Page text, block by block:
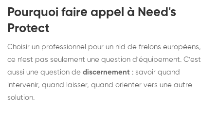
Pourquoi faire appel à Need's
Protect
Choisir un professionnel pour un nid de frelons européens,
ce n'est pas seulement une question d'équipement. C'est
aussi une question de discernement : savoir quand
intervenir, quand laisser, quand orienter vers une autre
solution.